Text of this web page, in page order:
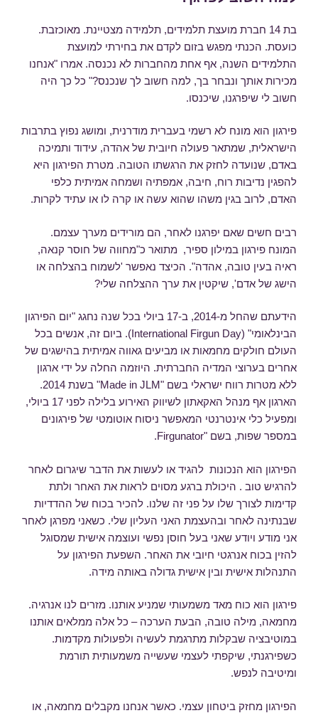
בת 14 חברת מועצת תלמידים, תלמידה מצטיינת. מאוכזבת.
כועסת. הכנתי מפגש בזום לקדם את בחירתי למועצת
התלמידים השנה, אף אחת מהחברות לא נכנסה. אמרו "אנחנו
מכירות אותך ונבחר בך, למה חשוב לך שנכנס?" כל כך היה
חשוב לי שיפרגנו, שיכנסו.
פירגון הוא מונח לא רשמי בעברית מודרנית, ומושג נפוץ בתרבות
הישראלית, שמתאר פעולה חיובית של אהדה, עידוד ותמיכה
באדם, שנועדה לחזק את הרגשתו הטובה. מטרת הפירגון היא
להפגין נדיבות רוח, חיבה, אמפתיה ושמחה אמיתית כלפי
האדם, לרוב בגין משהו שהוא עשה או קרה לו או עתיד לקרות.
רבים חשים שאם יפרגנו לאחר, הם מורידים מערך עצמם.
המונח פירגון במילון ספיר, מתואר כ"מחווה של חוסר קנאה,
ראיה בעין טובה, אהדה". הכיצד נאפשר 'לשמוח בהצלחה או
הישג של אדם', שיקטין את ערך ההצלחה שלי?
הידעתם שהחל מ-2014, ב-17 ביולי בכל שנה נחגג "יום הפירגון
הבינלאומי" (International Firgun Day). ביום זה, אנשים בכל
העולם חולקים מחמאות או מביעים גאווה אמיתית בהישגים של
אחרים בערוצי המדיה החברתית. היוזמה החלה על ידי ארגון
ללא מטרות רווח ישראלי בשם "Made in JLM" בשנת 2014.
הארגון אף מנהל האקאתון לשיווק האירוע בלילה לפני 17 ביולי,
ומפעיל כלי אינטרנטי המאפשר ניסוח אוטומטי של פירגונים
במספר שפות, בשם "Firgunator.
הפירגון הוא הנכונות להגיד או לעשות את הדבר שיגרום לאחר
להרגיש טוב . היכולת ברגע מסוים לראות את האחר ולתת
קדימות לצורך שלו על פני זה שלנו. להכיר בכוח של ההדדיות
שבנתינה לאחר ובהעצמת האני העליון שלי. כשאני מפרגן לאחר
אני מודע ויודע שאני בעל חוסן נפשי ועוצמה אישית שמסוגל
להזין בכוח אנרגטי חיובי את האחר. השפעת הפירגון על
התנהלות אישית ובין אישית גדולה באותה מידה.
פירגון הוא כוח מאד משמעותי שמניע אותנו. מזרים לנו אנרגיה.
מחמאה, מילה טובה, הבעת הערכה – כל אלה ממלאים אותנו
במוטיבציה שבקלות מתרגמת לעשיה ולפעולות מקדמות.
כשפירגנתי, שיקפתי לעצמי שעשייה משמעותית תורמת
ומיטיבה לנפש.
הפירגון מחזק ביטחון עצמי. כאשר אנחנו מקבלים מחמאה, או